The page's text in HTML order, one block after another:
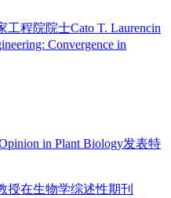
工程院院士Cato T. Laurencin
Convergence in
in Plant Biology发表特
授在生物学综述性期刊